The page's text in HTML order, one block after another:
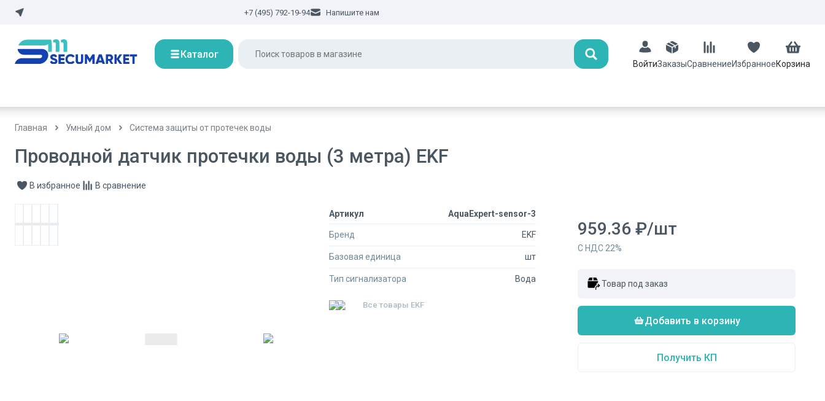
+7 (495) 792-19-94 Напишите нам
Каталог Поиск
ВойтиЗаказыСравнениеИзбранноеКорзина
Главная Умный дом Система защиты от протечек воды
Проводной датчик протечки воды (3 метра) EKF
В избранное В сравнение
Артикул AquaExpert-sensor-3
Бренд EKF
Базовая единица шт
Тип сигнализатора Вода
Все товары EKF
959.36 ₽/шт
С НДС 22%
Товар под заказ
Добавить в корзину
Получить КП